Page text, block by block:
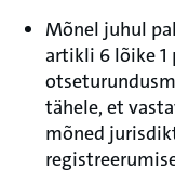
Mõnel juhul
artikli 6 lõike 1
tähele, et
mõned